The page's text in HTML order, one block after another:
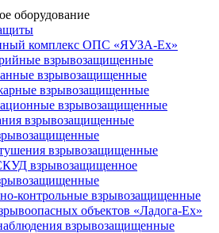
оборудование
комплекс ОПС «ЯУЗА-Ех»
взрывозащищенные
взрывозащищенные
взрывозащищенные
взрывозащищенные
взрывозащищенные
взрывозащищенные
взрывозащищенное
контрольные взрывозащищенные
объектов «Ладога-Ex»
взрывозащищенные